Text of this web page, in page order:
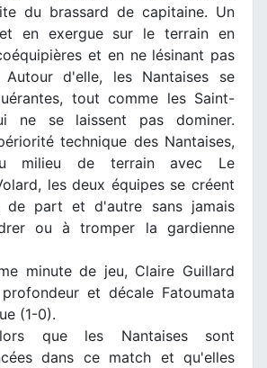
du brassard de capitaine. Un
en exergue sur le terrain en
et en ne lésinant pas
d'elle, les Nantaises se
tout comme les Saint-
ne se laissent pas dominer.
technique des Nantaises,
milieu de terrain avec Le
les deux équipes se créent
de part et d'autre sans jamais
ou à tromper la gardienne
minute de jeu, Claire Guillard
et décale Fatoumata
(1-0).
que les Nantaises sont
dans ce match et qu'elles